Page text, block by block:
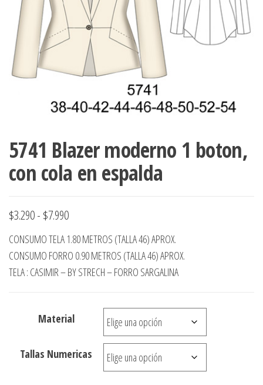
accumark ,
pdf , Moldes
Gerber ,
ropa,
Graduaciones,
Ploteo y
Digitalización
Moldes en
Gerber,
5741 Blazer moderno 1 boton,
con cola en espalda
$3.290- $7.990Rango
de
precios:
desde
hasta
CONSUMO TELA 1.80 METROS (TALLA 46) APROX.
CONSUMO FORRO 0.90 METROS (TALLA 46) APROX.
TELA : CASIMIR – BY STRECH – FORRO SARGALINA
Material
Tallas Numericas